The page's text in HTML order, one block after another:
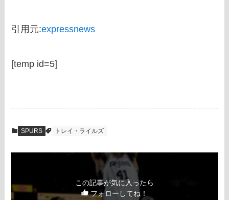
引用元:expressnews
[temp id=5]
SPURS トレイ・ライルズ
この記事が気に入ったら
フォローしてね！